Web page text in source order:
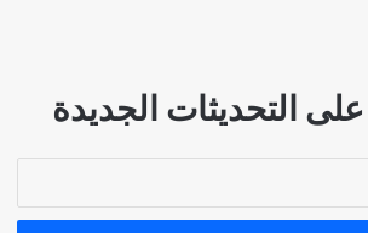
التحديثات الجديدة